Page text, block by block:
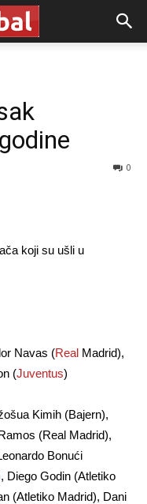
0
koji su ušli u
Navas (Real Madrid),
(Juventus)
Kimih (Bajern),
(Real Madrid),
Bonući
Diego Godin (Atletiko
(Atletiko Madrid), Dani